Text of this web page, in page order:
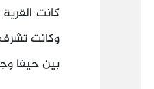
كانت
وكانت
بين حيفا